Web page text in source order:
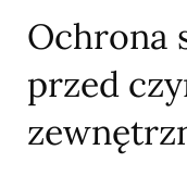
Ochrona
przed